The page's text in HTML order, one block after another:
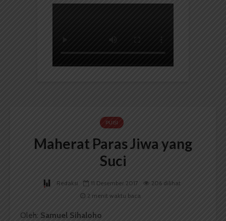
PUISI
Maherat Paras Jiwa yang
Suci
Redaksi 11 Desember 2017
206 dilihat
2 menit waktu baca
Oleh: Samuel Sihaloho